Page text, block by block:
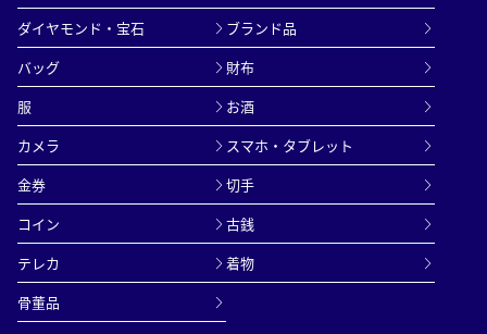
ダイヤモンド・宝石
ブランド品
バッグ
財布
服
お酒
カメラ
スマホ・タブレット
金券
切手
コイン
古銭
テレカ
着物
骨董品